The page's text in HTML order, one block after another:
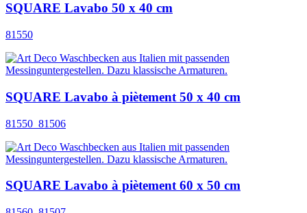
SQUARE Lavabo 50 x 40 cm
81550
SQUARE Lavabo à piètement 50 x 40 cm
81550_81506
SQUARE Lavabo à piètement 60 x 50 cm